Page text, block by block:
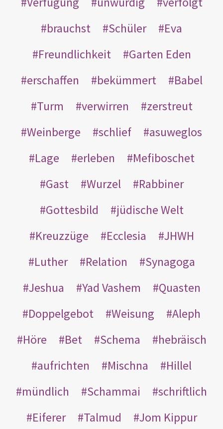
brauchst
Schüler
Eva
Freundlichkeit
Garten Eden
erschaffen
bekümmert
Babel
Turm
verwirren
zerstreut
Weinberge
schlief
asuweglos
Lage
erleben
Mefiboschet
Gast
Wurzel
Rabbiner
Gottesbild
jüdische Welt
Kreuzzüge
Ecclesia
JHWH
Luther
Relation
Synagoga
Jeshua
Yad Vashem
Quasten
Doppelgebot
Weisung
Aleph
Höre
Bet Schema
hebräisch
aufrichten
Mischna
Hillel
mündlich
Schammai
schriftlich
Eiferer
Talmud Jom Kippur